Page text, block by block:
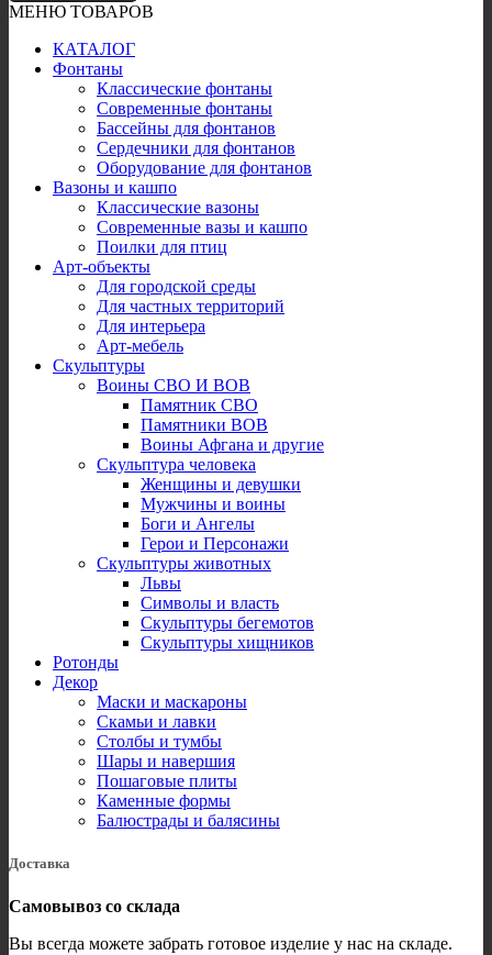
МЕНЮ ТОВАРОВ
КАТАЛОГ
Фонтаны
Классические фонтаны
Современные фонтаны
Бассейны для фонтанов
Сердечники для фонтанов
Оборудование для фонтанов
Вазоны и кашпо
Классические вазоны
Современные вазы и кашпо
Поилки для птиц
Арт-объекты
Для городской среды
Для частных территорий
Для интерьера
Арт-мебель
Скульптуры
Воины СВО И ВОВ
Памятник СВО
Памятники ВОВ
Воины Афгана и другие
Скульптура человека
Женщины и девушки
Мужчины и воины
Боги и Ангелы
Герои и Персонажи
Скульптуры животных
Львы
Символы и власть
Скульптуры бегемотов
Скульптуры хищников
Ротонды
Декор
Маски и маскароны
Скамьи и лавки
Столбы и тумбы
Шары и навершия
Пошаговые плиты
Каменные формы
Балюстрады и балясины
Доставка
Самовывоз со склада
Вы всегда можете забрать готовое изделие у нас на складе.